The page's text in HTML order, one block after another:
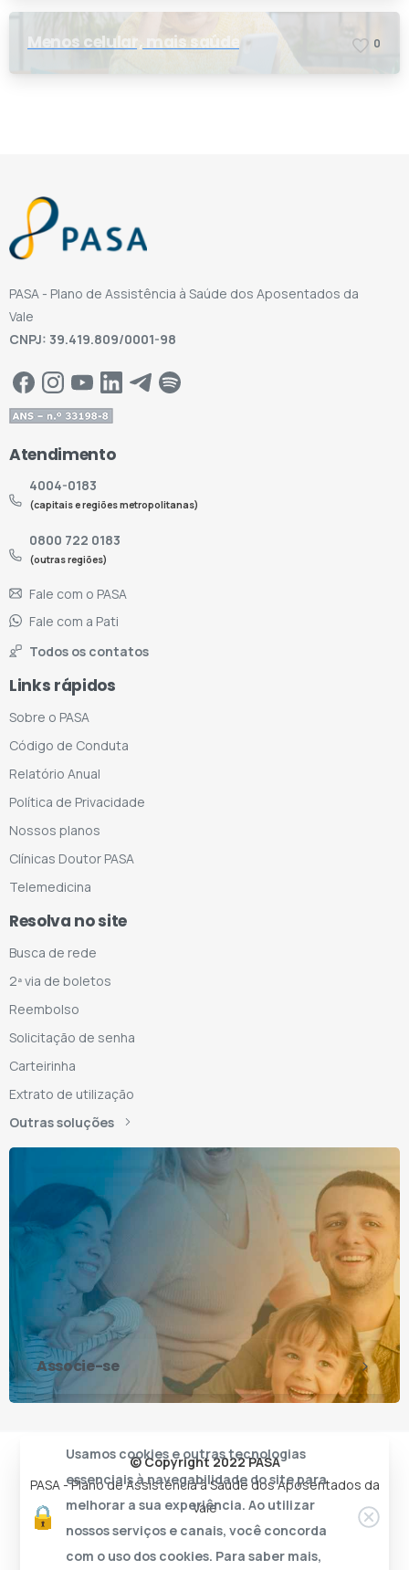
Menos celular, mais saúde 0
PASA - Plano de Assistência à Saúde dos Aposentados da
Vale
CNPJ: 39.419.809/0001-98
Atendimento
4004-0183
(capitais e regiões metropolitanas)
0800 722 0183
(outras regiões)
Fale com o PASA
Fale com a Pati
Todos os contatos
Links rápidos
Sobre o PASA
Código de Conduta
Relatório Anual
Política de Privacidade
Nossos planos
Clínicas Doutor PASA
Telemedicina
Resolva no site
Busca de rede
2ª via de boletos
Reembolso
Solicitação de senha
Carteirinha
Extrato de utilização
Outras soluções
Associe-se
© Copyright 2022 PASA
PASA - Plano de Assistência à Saúde dos Aposentados da
Vale
Usamos cookies e outras tecnologias
essenciais à navegabilidade do site para
melhorar a sua experiência. Ao utilizar
nossos serviços e canais, você concorda
com o uso dos cookies. Para saber mais,